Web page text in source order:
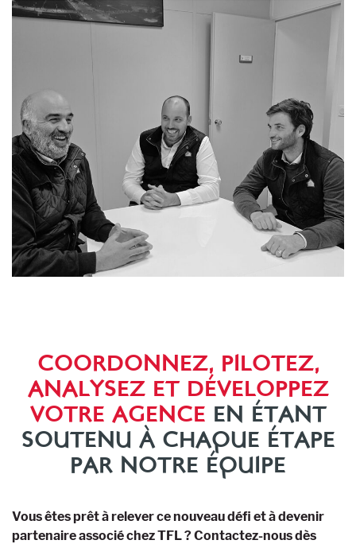
COORDONNEZ, PILOTEZ,
ANALYSEZ ET DÉVELOPPEZ
VOTRE AGENCE
EN ÉTANT
SOUTENU À CHAQUE ÉTAPE
PAR NOTRE ÉQUIPE
Vous êtes prêt à relever ce nouveau défi et à devenir
partenaire associé chez TFL ? Contactez-nous dès